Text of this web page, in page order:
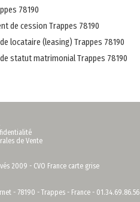
78190
de cession Trappes 78190
locataire (leasing) Trappes 78190
statut matrimonial Trappes 78190
de Vente
2009 - CVO France carte grise
- 78190 - Trappes - France - 01.34.69.86.56